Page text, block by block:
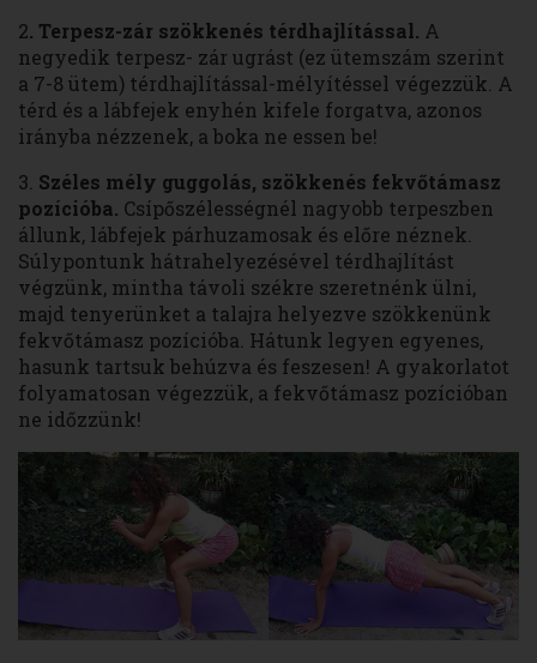
2. Terpesz-zár szökkenés térdhajlítással. A
negyedik terpesz- zár ugrást (ez ütemszám szerint
a 7-8 ütem) térdhajlítással-mélyítéssel végezzük. A
térd és a lábfejek enyhén kifele forgatva, azonos
irányba nézzenek, a boka ne essen be!
3. Széles mély guggolás, szökkenés fekvőtámasz
pozícióba. Csípőszélességnél nagyobb terpeszben
állunk, lábfejek párhuzamosak és előre néznek.
Súlypontunk hátrahelyezésével térdhajlítást
végzünk, mintha távoli székre szeretnénk ülni,
majd tenyerünket a talajra helyezve szökkenünk
fekvőtámasz pozícióba. Hátunk legyen egyenes,
hasunk tartsuk behúzva és feszesen! A gyakorlatot
folyamatosan végezzük, a fekvőtámasz pozícióban
ne időzzünk!